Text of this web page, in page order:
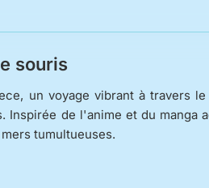
souris
un voyage vibrant à travers
Inspirée de l'anime et du
tumultueuses.